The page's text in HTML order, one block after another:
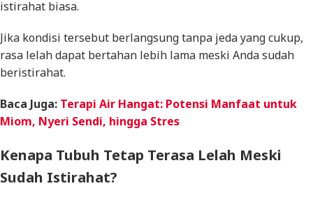
istirahat biasa.
Jika kondisi tersebut berlangsung tanpa jeda yang cukup,
rasa lelah dapat bertahan lebih lama meski Anda sudah
beristirahat.
Baca Juga: Terapi Air Hangat: Potensi Manfaat untuk
Miom, Nyeri Sendi, hingga Stres
Kenapa Tubuh Tetap Terasa Lelah Meski
Sudah Istirahat?